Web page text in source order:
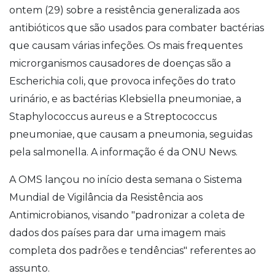
ontem (29) sobre a resistência generalizada aos
antibióticos que são usados para combater bactérias
que causam várias infeções. Os mais frequentes
microrganismos causadores de doenças são a
Escherichia coli, que provoca infeções do trato
urinário, e as bactérias Klebsiella pneumoniae, a
Staphylococcus aureus e a Streptococcus
pneumoniae, que causam a pneumonia, seguidas
pela salmonella. A informação é da ONU News.
A OMS lançou no início desta semana o Sistema
Mundial de Vigilância da Resistência aos
Antimicrobianos, visando "padronizar a coleta de
dados dos países para dar uma imagem mais
completa dos padrões e tendências" referentes ao
assunto.